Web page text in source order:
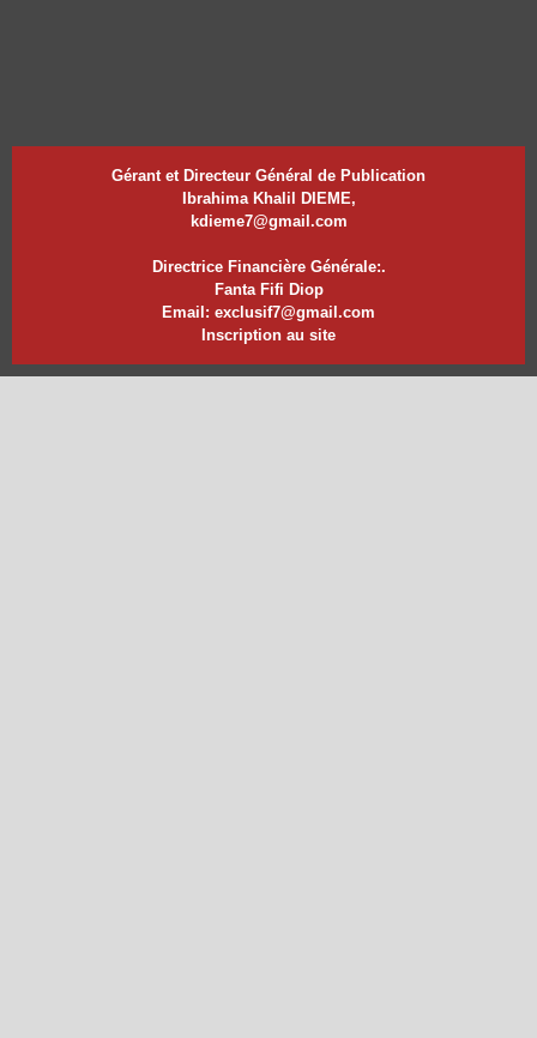
Gérant et Directeur Général de Publication
Ibrahima Khalil DIEME,
kdieme7@gmail.com
Directrice Financière Générale:.
Fanta Fifi Diop
Email: exclusif7@gmail.com
Inscription au site